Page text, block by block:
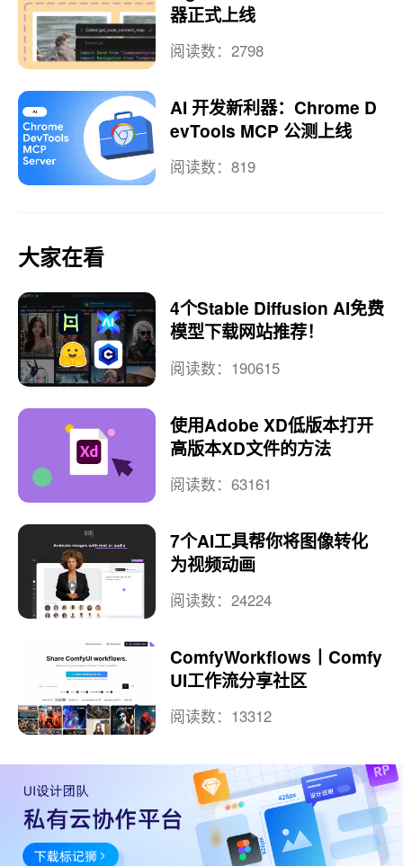
器正式上线
阅读数：2798
AI 开发新利器：Chrome D
evTools MCP 公测上线
阅读数：819
大家在看
4个Stable Diffusion AI免费
模型下载网站推荐！
阅读数：190615
使用Adobe XD低版本打开
高版本XD文件的方法
阅读数：63161
7个AI工具帮你将图像转化
为视频动画
阅读数：24224
ComfyWorkflows丨Comfy
UI工作流分享社区
阅读数：13312